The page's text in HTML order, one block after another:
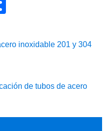
inoxidable 201 y 304
de tubos de acero